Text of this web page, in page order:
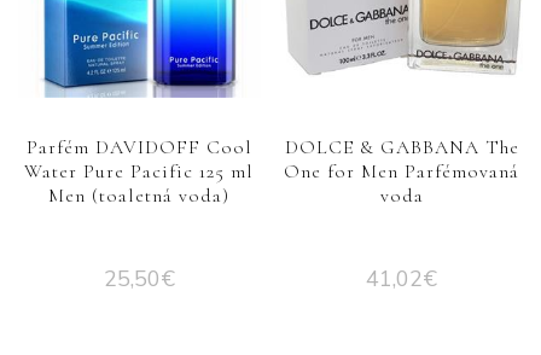
Parfém DAVIDOFF Cool
Water Pure Pacific 125 ml
Men (toaletná voda)
25,50€
DOLCE & GABBANA The
One for Men Parfémovaná
voda
41,02€